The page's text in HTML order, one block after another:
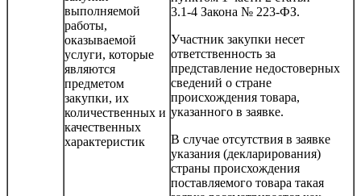
выполняемой
работы,
оказываемой
услуги, которые
являются
предметом
закупки, их
количественных и
качественных
характеристик
3.1-4 Закона № 223-ФЗ.
Участник закупки несет
ответственность за
представление недостоверных
сведений о стране
происхождения товара,
указанного в заявке.
В случае отсутствия в заявке
указания (декларирования)
страны происхождения
поставляемого товара такая